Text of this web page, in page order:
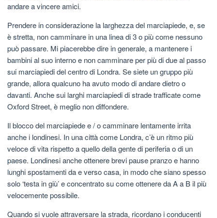
andare a vincere amici.
Prendere in considerazione la larghezza del marciapiede, e, se
è stretta, non camminare in una linea di 3 o più come nessuno
può passare. Mi piacerebbe dire in generale, a mantenere i
bambini al suo interno e non camminare per più di due al passo
sui marciapiedi del centro di Londra. Se siete un gruppo più
grande, allora qualcuno ha avuto modo di andare dietro o
davanti. Anche sui larghi marciapiedi di strade trafficate come
Oxford Street, è meglio non diffondere.
Il blocco del marciapiede e / o camminare lentamente irrita
anche i londinesi. In una città come Londra, c’è un ritmo più
veloce di vita rispetto a quello della gente di periferia o di un
paese. Londinesi anche ottenere brevi pause pranzo e hanno
lunghi spostamenti da e verso casa, in modo che siano spesso
solo ‘testa in giù’ e concentrato su come ottenere da A a B il più
velocemente possibile.
Quando si vuole attraversare la strada, ricordano i conducenti